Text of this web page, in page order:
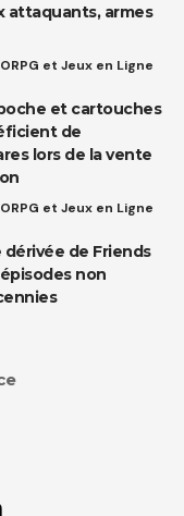
attaquants, armes
et Jeux en Ligne
et cartouches
de
lors de la vente
et Jeux en Ligne
dérivée de Friends
non